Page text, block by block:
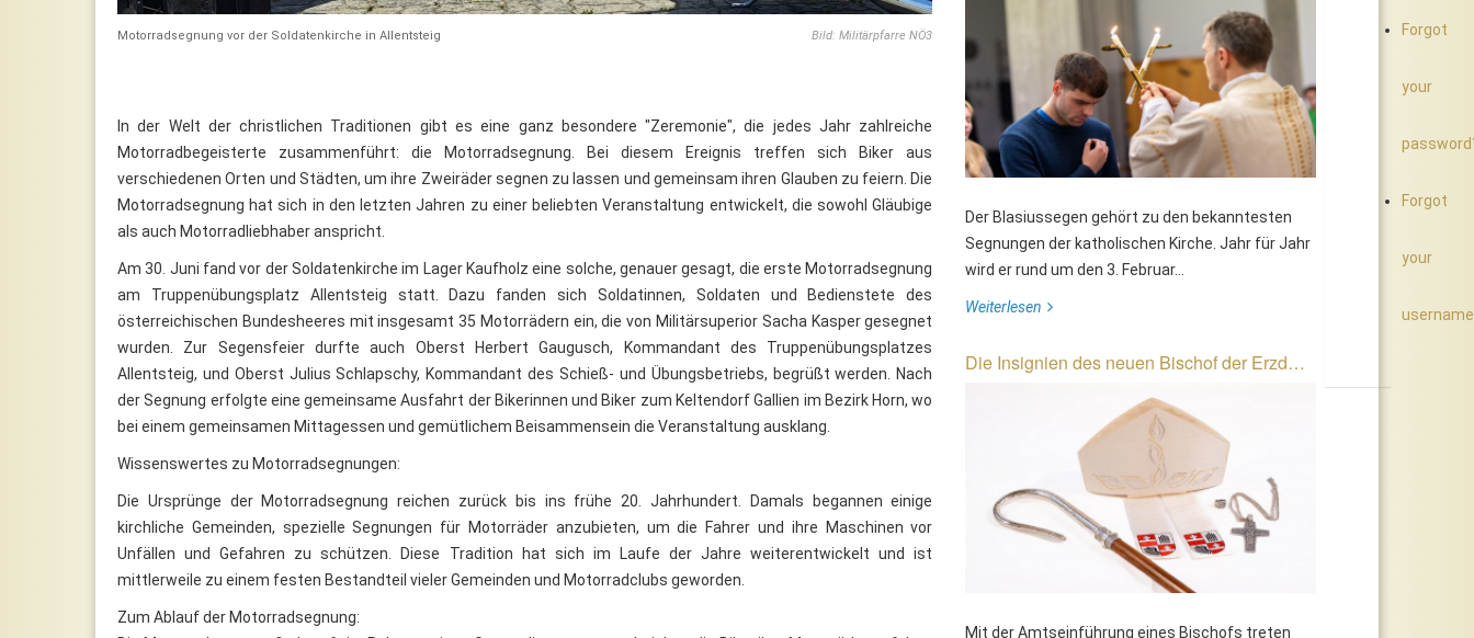
Forgot
your
Forgot
your
Motorradsegnung vor der Soldatenkirche in Allentsteig Bild: Militärpfarre NÖ3
In der Welt der christlichen Traditionen gibt es eine ganz besondere "Zeremonie", die jedes Jahr zahlreiche
Motorradbegeisterte zusammenführt: die Motorradsegnung. Bei diesem Ereignis treffen sich Biker aus
verschiedenen Orten und Städten, um ihre Zweiräder segnen zu lassen und gemeinsam ihren Glauben zu feiern. Die
Motorradsegnung hat sich in den letzten Jahren zu einer beliebten Veranstaltung entwickelt, die sowohl Gläubige
als auch Motorradliebhaber anspricht.
Am 30. Juni fand vor der Soldatenkirche im Lager Kaufholz eine solche, genauer gesagt, die erste Motorradsegnung
am Truppenübungsplatz Allentsteig statt. Dazu fanden sich Soldatinnen, Soldaten und Bedienstete des
österreichischen Bundesheeres mit insgesamt 35 Motorrädern ein, die von Militärsuperior Sacha Kasper gesegnet
wurden. Zur Segensfeier durfte auch Oberst Herbert Gaugusch, Kommandant des Truppenübungsplatzes
Allentsteig, und Oberst Julius Schlapschy, Kommandant des Schieß- und Übungsbetriebs, begrüßt werden. Nach
der Segnung erfolgte eine gemeinsame Ausfahrt der Bikerinnen und Biker zum Keltendorf Gallien im Bezirk Horn, wo
bei einem gemeinsamen Mittagessen und gemütlichem Beisammensein die Veranstaltung ausklang.
Wissenswertes zu Motorradsegnungen:
Die Ursprünge der Motorradsegnung reichen zurück bis ins frühe 20. Jahrhundert. Damals begannen einige
kirchliche Gemeinden, spezielle Segnungen für Motorräder anzubieten, um die Fahrer und ihre Maschinen vor
Unfällen und Gefahren zu schützen. Diese Tradition hat sich im Laufe der Jahre weiterentwickelt und ist
mittlerweile zu einem festen Bestandteil vieler Gemeinden und Motorradclubs geworden.
Zum Ablauf der Motorradsegnung:
Der Blasiussegen gehört zu den bekanntesten
Segnungen der katholischen Kirche. Jahr für Jahr
wird er rund um den 3. Februar...
Weiterlesen
Die Insignien des neuen Bischof der Erzd…
Mit der Amtseinführung eines Bischofs treten